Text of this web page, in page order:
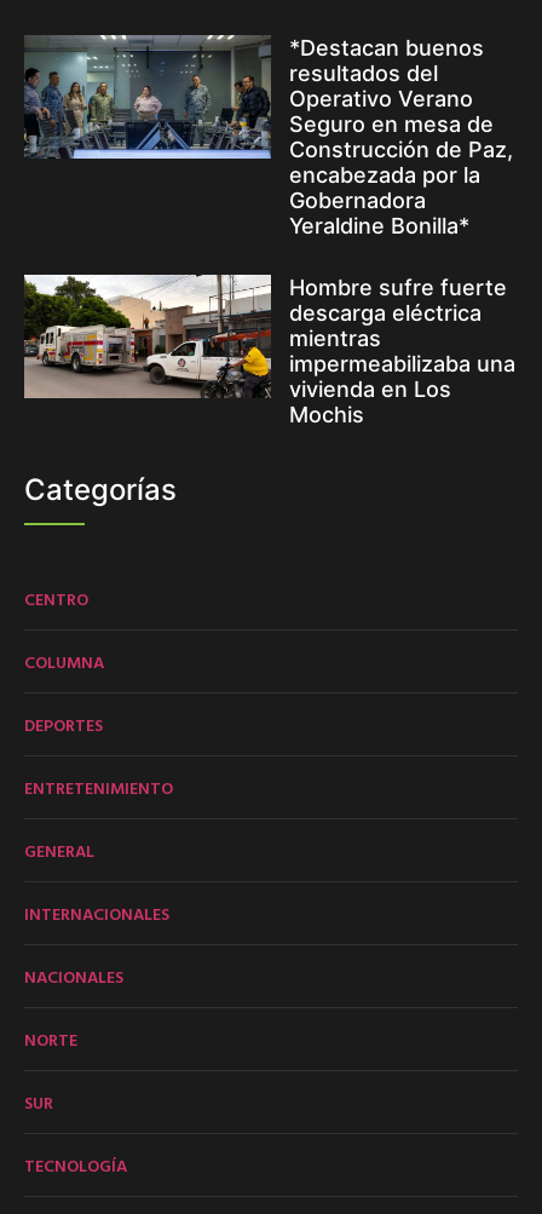
*Destacan buenos
resultados del
Operativo Verano
Seguro en mesa de
Construcción de Paz,
encabezada por la
Gobernadora
Yeraldine Bonilla*
Hombre sufre fuerte
descarga eléctrica
mientras
impermeabilizaba una
vivienda en Los
Mochis
Categorías
CENTRO
COLUMNA
DEPORTES
ENTRETENIMIENTO
GENERAL
INTERNACIONALES
NACIONALES
NORTE
SUR
TECNOLOGÍA